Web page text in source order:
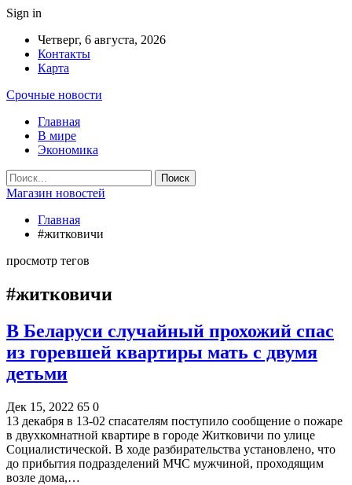
Sign in
Четверг, 6 августа, 2026
Контакты
Карта
Срочные новости
Главная
В мире
Экономика
Магазин новостей
Главная
#житковичи
просмотр тегов
#житковичи
В Беларуси случайный прохожий спас
из горевшей квартиры мать с двумя
детьми
Дек 15, 2022 65 0
13 декабря в 13-02 спасателям поступило сообщение о пожаре
в двухкомнатной квартире в городе Житковичи по улице
Социалистической. В ходе разбирательства установлено, что
до прибытия подразделений МЧС мужчиной, проходящим
возле дома,…